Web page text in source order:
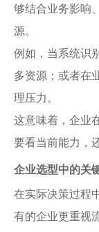
够结合业务影响
源。
例如，当系统识
多资源；或者在
理压力。
这意味着，企业
要看当前能力，
企业选型中的关
在实际决策过程
有的企业更重视